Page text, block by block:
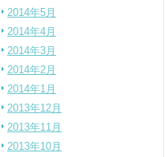
2014年5月
2014年4月
2014年3月
2014年2月
2014年1月
2013年12月
2013年11月
2013年10月